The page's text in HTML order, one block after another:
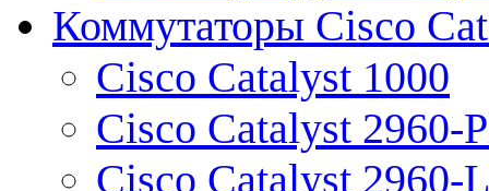
Коммутаторы Cisco
Cisco Catalyst 1000
Cisco Catalyst 2960-
Cisco Catalyst 2960-L